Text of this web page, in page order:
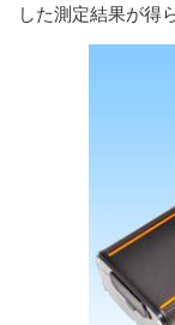
した測定結果が得